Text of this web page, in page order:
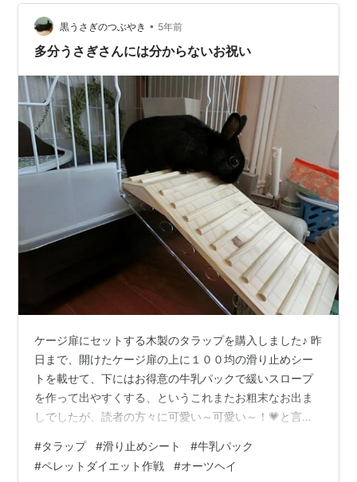
りません。お母ちゃんは、昔から動物が好きでしたが、
動物関係の仕事がしたいとか考えたことがありませんで
した。けれども、子供の頃にうさぎさんを飼ってたら、
黒うさぎのつぶやき • 5年前
多分うさぎさんには分からないお祝い
ケージ扉にセットする木製のタラップを購入しました♪ 昨
日まで、開けたケージ扉の上に１００均の滑り止めシー
トを載せて、下にはお得意の牛乳パックで緩いスロープ
を作って出やすくする、というこれまたお粗末なお出ま
しでしたが、読者の方々に可愛い～可愛い～！💗と言っ
ップです✨ そのままだと傾斜が急でプラスチックも滑る
ので、おっかなくて出れらないというのはちょっと笑っ
#タラップ #滑り止めシート #牛乳パック
#ペレットダイエット作戦 #オーツヘイ